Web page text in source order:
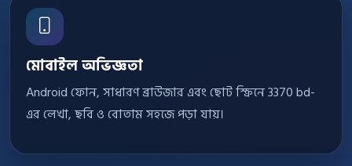
মোবাইল অভিজ্ঞতা
Android ফোন, সাধারণ ব্রাউজার এবং ছোট স্ক্রিনে 3370 bd-
এর লেখা, ছবি ও বোতাম সহজে পড়া যায়।